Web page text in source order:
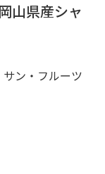
山県産シャ
ン・フルーツ